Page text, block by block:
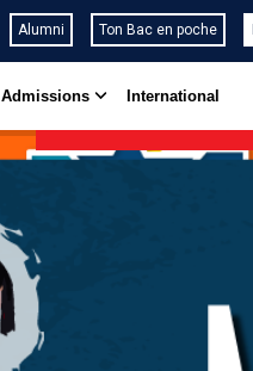
Alumni Ton Bac en poche
Admissions International